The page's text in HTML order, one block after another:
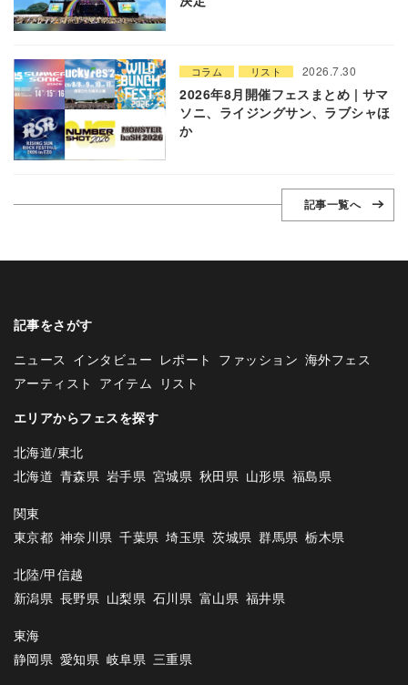
コラム リスト 2026.7.30
2026年8月開催フェスまとめ | サマ
ソニ、ライジングサン、ラブシャほ
か
記事一覧へ
記事をさがす
ニュース インタビュー レポート ファッション 海外フェス
アーティスト アイテム
リスト
エリアからフェスを探す
北海道/東北
北海道 青森県 岩手県 宮城県 秋田県 山形県 福島県
関東
東京都 神奈川県 千葉県 埼玉県 茨城県 群馬県 栃木県
北陸/甲信越
新潟県 長野県 山梨県 石川県 富山県 福井県
東海
静岡県 愛知県 岐阜県 三重県